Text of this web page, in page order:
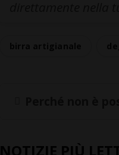
NOTIZIE PIÙ